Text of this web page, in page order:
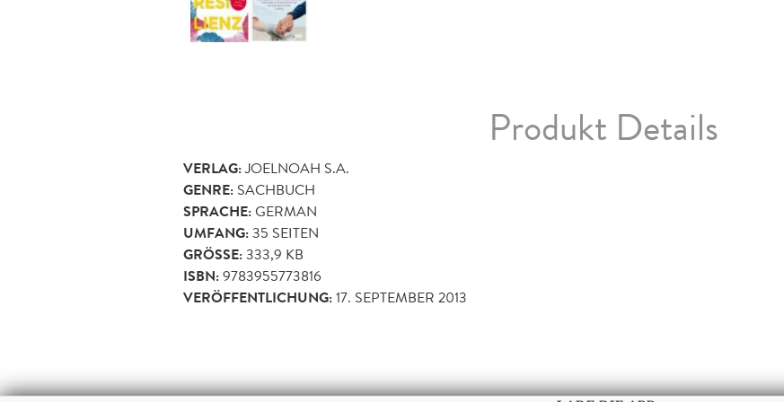
Produkt Details
VERLAG:JOELNOAH S.A.
GENRE: SACHBUCH
SPRACHE:GERMAN
UMFANG:35 SEITEN
GRÖSSE: 333,9 KB
ISBN:9783955773816
VERÖFFENTLICHUNG:17. SEPTEMBER 2013